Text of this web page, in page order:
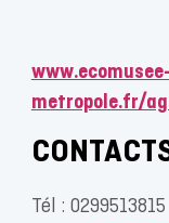
metropole.fr/
Tél : 0299513815